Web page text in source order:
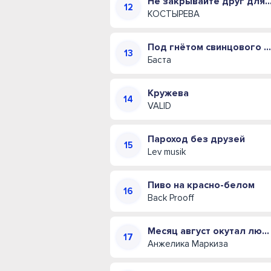
КОСТЫРЕВА
Под гнётом свинцового купола
Баста
Кружева
VALID
Пароход без друзей
Lev musik
Пиво на красно-белом
Back Prooff
Месяц август окутал любовью своей
Анжелика Маркиза